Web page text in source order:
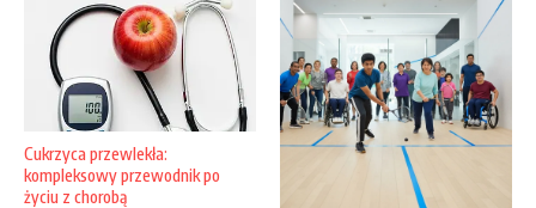
Cukrzyca przewlekła:
kompleksowy przewodnik po
życiu z chorobą